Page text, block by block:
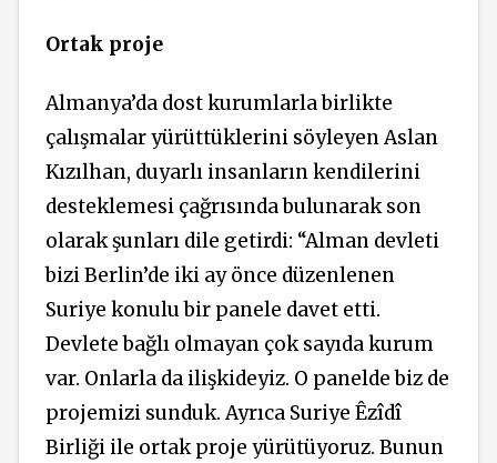
Ortak proje
Almanya’da dost kurumlarla birlikte
çalışmalar yürüttüklerini söyleyen Aslan
Kızılhan, duyarlı insanların kendilerini
desteklemesi çağrısında bulunarak son
olarak şunları dile getirdi: “Alman devleti
bizi Berlin’de iki ay önce düzenlenen
Suriye konulu bir panele davet etti.
Devlete bağlı olmayan çok sayıda kurum
var. Onlarla da ilişkideyiz. O panelde biz de
projemizi sunduk. Ayrıca Suriye Êzîdî
Birliği ile ortak proje yürütüyoruz. Bunun